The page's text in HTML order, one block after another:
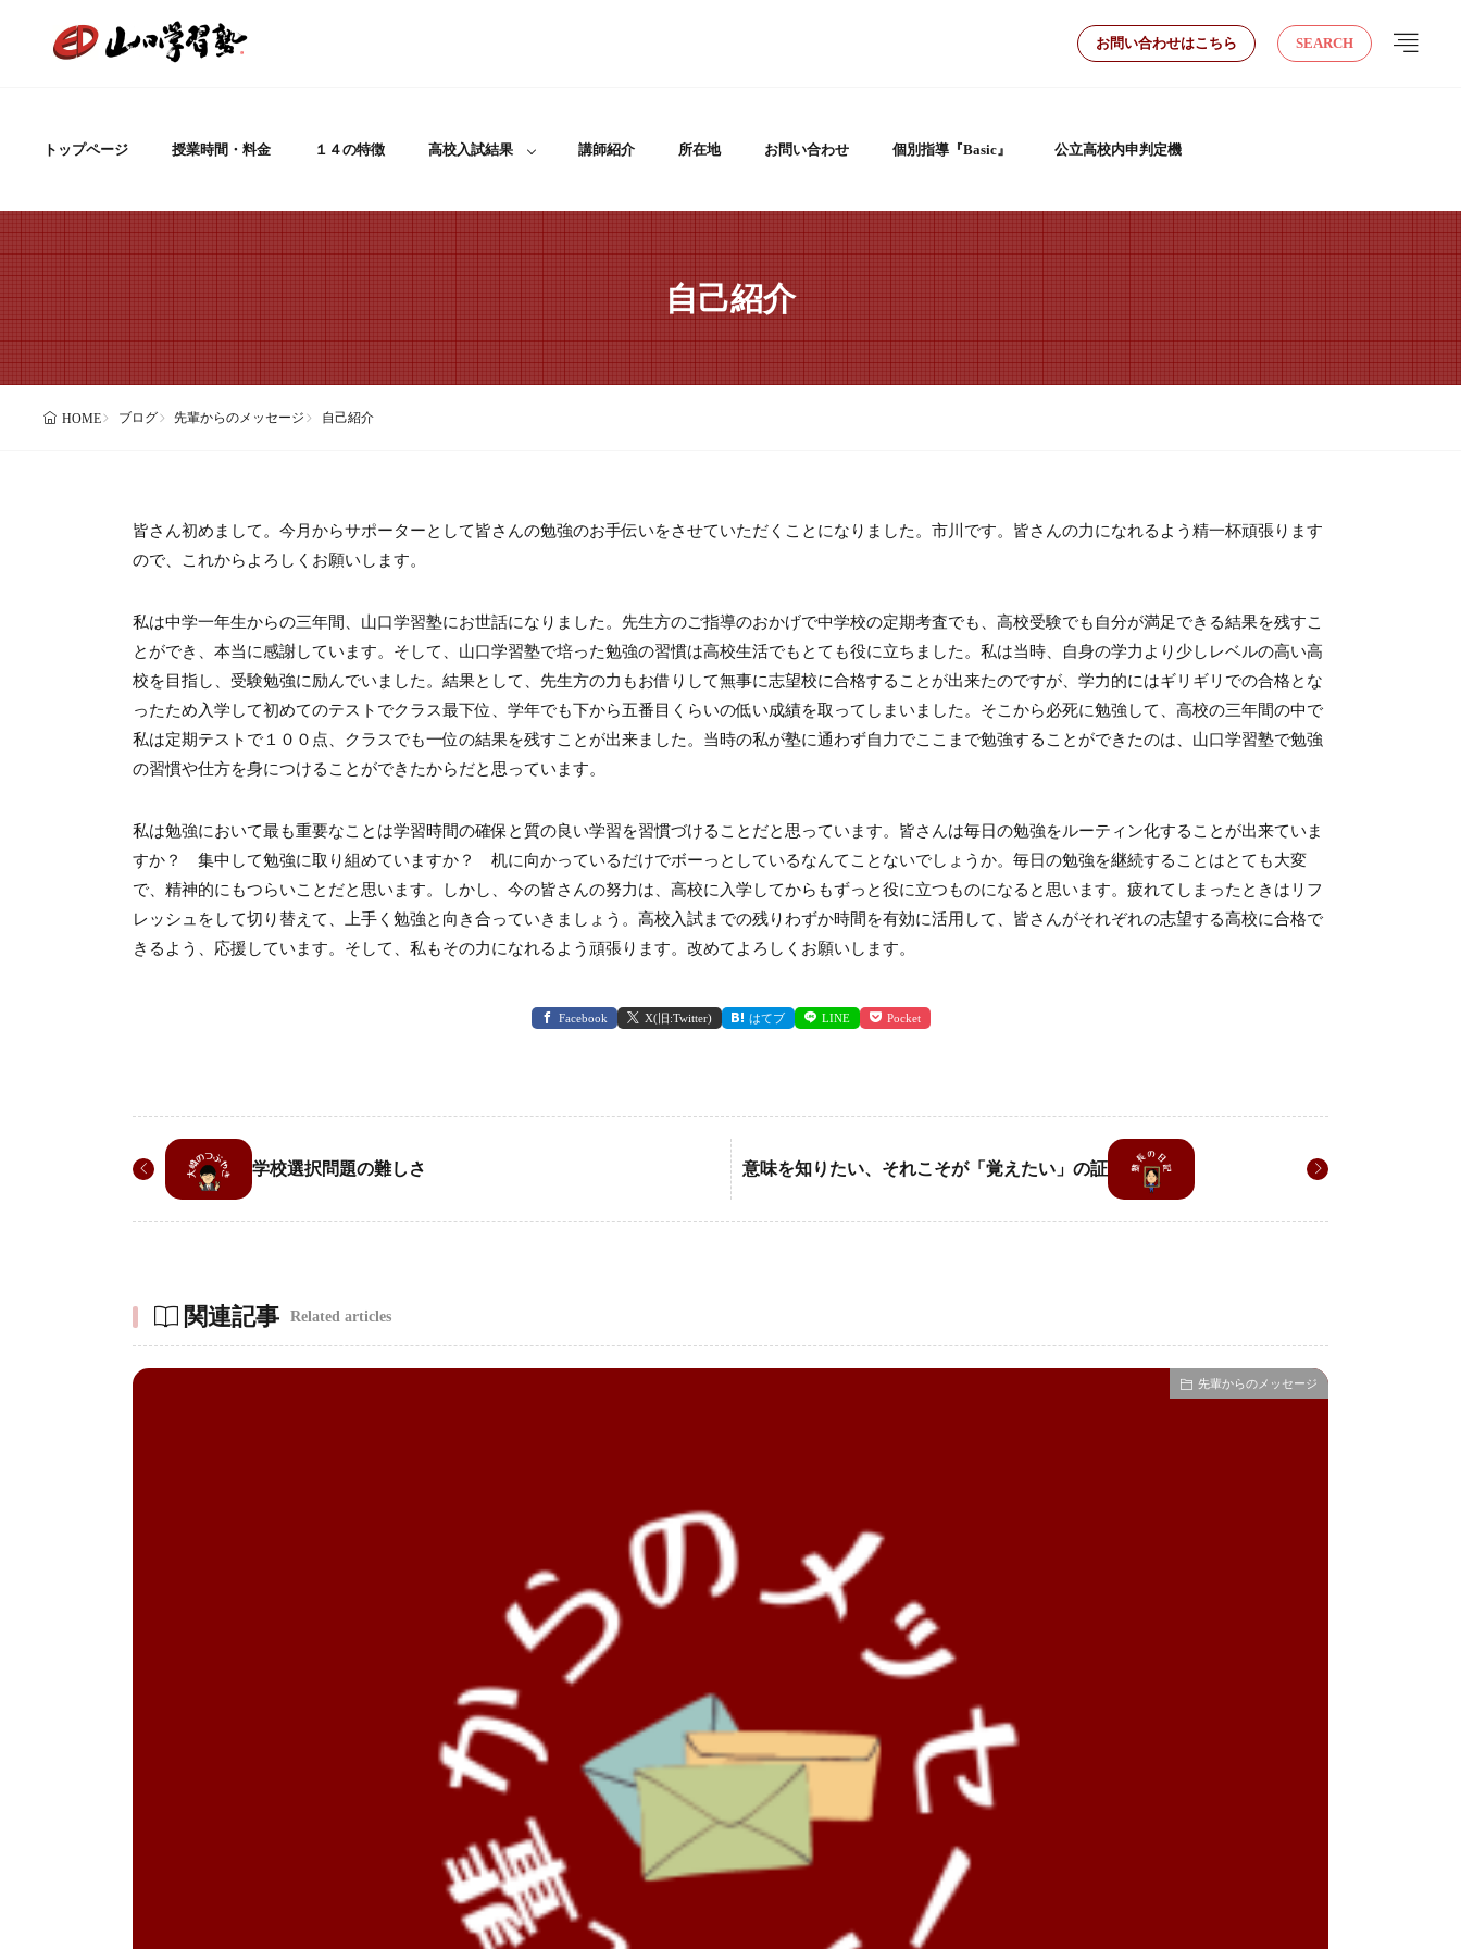
お問い合わせはこちら SEARCH
トップページ 授業時間・料金 １４の特徴 高校入試結果 講師紹介 所在地 お問い合わせ 個別指導『Basic』 公立高校内申判定機
自己紹介
HOME ブログ 先輩からのメッセージ 自己紹介
皆さん初めまして。今月からサポーターとして皆さんの勉強のお手伝いをさせていただくことになりました。市川です。皆さんの力になれるよう精一杯頑張ります
ので、これからよろしくお願いします。
私は中学一年生からの三年間、山口学習塾にお世話になりました。先生方のご指導のおかげで中学校の定期考査でも、高校受験でも自分が満足できる結果を残すこ
とができ、本当に感謝しています。そして、山口学習塾で培った勉強の習慣は高校生活でもとても役に立ちました。私は当時、自身の学力より少しレベルの高い高
校を目指し、受験勉強に励んでいました。結果として、先生方の力もお借りして無事に志望校に合格することが出来たのですが、学力的にはギリギリでの合格とな
ったため入学して初めてのテストでクラス最下位、学年でも下から五番目くらいの低い成績を取ってしまいました。そこから必死に勉強して、高校の三年間の中で
私は定期テストで１００点、クラスでも一位の結果を残すことが出来ました。当時の私が塾に通わず自力でここまで勉強することができたのは、山口学習塾で勉強
の習慣や仕方を身につけることができたからだと思っています。
私は勉強において最も重要なことは学習時間の確保と質の良い学習を習慣づけることだと思っています。皆さんは毎日の勉強をルーティン化することが出来ていま
すか？ 集中して勉強に取り組めていますか？ 机に向かっているだけでボーっとしているなんてことないでしょうか。毎日の勉強を継続することはとても大変
で、精神的にもつらいことだと思います。しかし、今の皆さんの努力は、高校に入学してからもずっと役に立つものになると思います。疲れてしまったときはリフ
レッシュをして切り替えて、上手く勉強と向き合っていきましょう。高校入試までの残りわずか時間を有効に活用して、皆さんがそれぞれの志望する高校に合格で
きるよう、応援しています。そして、私もその力になれるよう頑張ります。改めてよろしくお願いします。
Facebook X(旧:Twitter) はてブ LINE Pocket
学校選択問題の難しさ 意味を知りたい、それこそが「覚えたい」の証
関連記事 Related articles
先輩からのメッセージ